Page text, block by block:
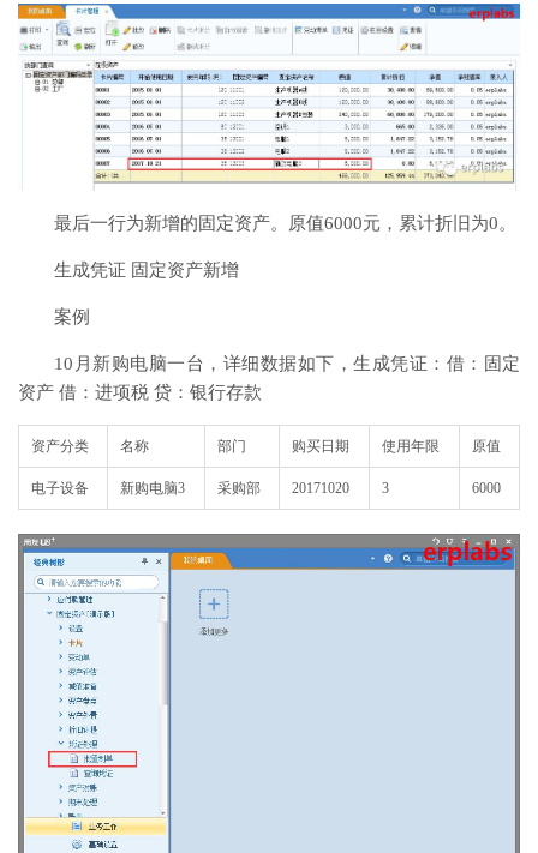
最后一行为新增的固定资产。原值6000元，累计折旧为0。
生成凭证 固定资产新增
案例
10月新购电脑一台，详细数据如下，生成凭证：借：固定
资产 借：进项税 贷：银行存款
资产分类 名称 部门 购买日期 使用年限 原值
电子设备 新购电脑3 采购部 20171020 3 6000